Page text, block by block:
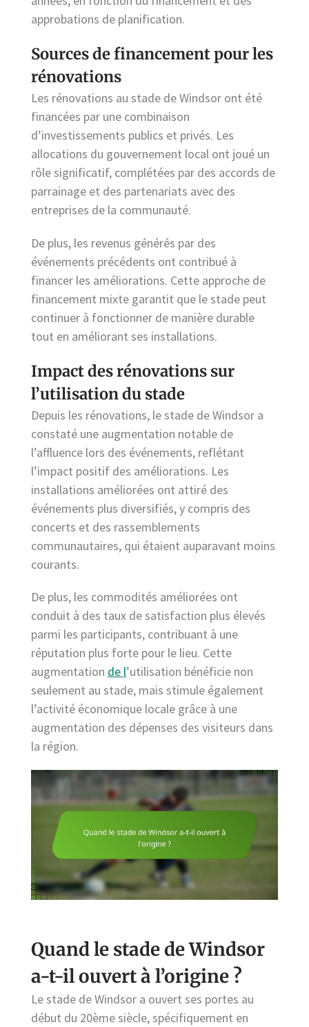
approbations de planification.
Sources de financement pour les
rénovations
Les rénovations au stade de Windsor ont été
financées par une combinaison
d’investissements publics et privés. Les
allocations du gouvernement local ont joué un
rôle significatif, complétées par des accords de
parrainage et des partenariats avec des
entreprises de la communauté.
De plus, les revenus générés par des
événements précédents ont contribué à
financer les améliorations. Cette approche de
financement mixte garantit que le stade peut
continuer à fonctionner de manière durable
tout en améliorant ses installations.
Impact des rénovations sur
l’utilisation du stade
Depuis les rénovations, le stade de Windsor a
constaté une augmentation notable de
l’affluence lors des événements, reflétant
l’impact positif des améliorations. Les
installations améliorées ont attiré des
événements plus diversifiés, y compris des
concerts et des rassemblements
communautaires, qui étaient auparavant moins
courants.
De plus, les commodités améliorées ont
conduit à des taux de satisfaction plus élevés
parmi les participants, contribuant à une
réputation plus forte pour le lieu. Cette
augmentation de l’utilisation bénéficie non
seulement au stade, mais stimule également
l’activité économique locale grâce à une
augmentation des dépenses des visiteurs dans
la région.
Quand le stade de Windsor
a-t-il ouvert à l’origine ?
Le stade de Windsor a ouvert ses portes au
début du 20ème siècle, spécifiquement en